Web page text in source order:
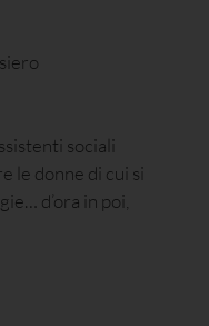
sociali
le donne di cui si
d’ora in poi,